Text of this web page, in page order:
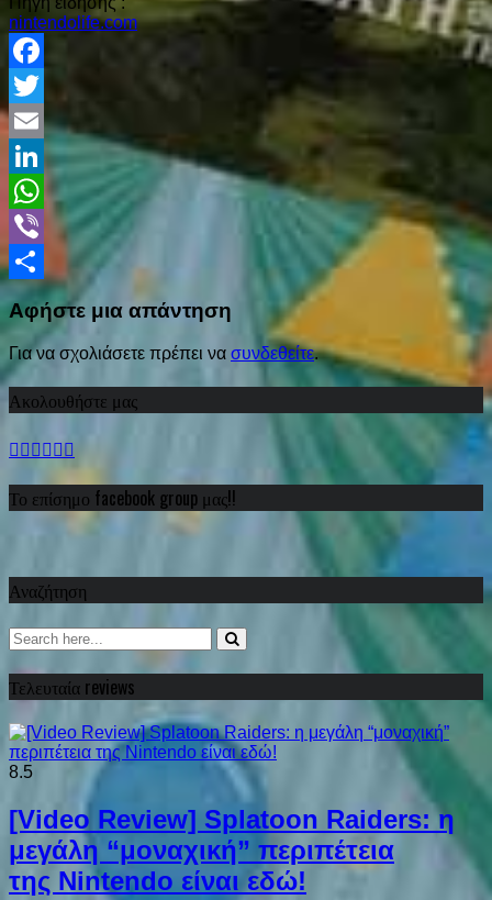
nintendolife.com
Facebook
Twitter
Email
LinkedIn
WhatsApp
Viber
Share
Αφήστε μια απάντηση
Για να σχολιάσετε πρέπει να συνδεθείτε.
Ακολουθήστε μας
Το επίσημο facebook group μας!!
Αναζήτηση
Τελευταία reviews
8.5
[Video Review] Splatoon Raiders: η
μεγάλη “μοναχική” περιπέτεια
της Nintendo είναι εδώ!